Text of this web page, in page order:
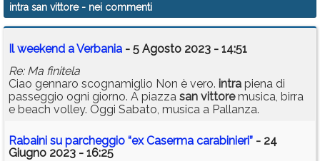
intra san vittore- nei commenti
Il weekend a Verbania - 5 Agosto 2023 - 14:51
Re: Ma finitela
Ciao gennaro scognamiglio Non è vero. intra piena di
passeggio ogni giorno. A piazza san vittoremusica, birra
e beach volley. Oggi Sabato, musica a Pallanza.
Rabaini su parcheggio “ex Caserma carabinieri” - 24
Giugno 2023 - 16:25